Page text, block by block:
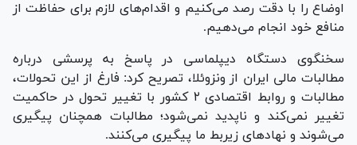
اوضاع را با دقت رصد می‌کنیم و اقدام‌های لازم برای حفاظت از
منافع خود انجام می‌دهیم.
سخنگوی دستگاه دیپلماسی در پاسخ به پرسشی درباره
مطالبات مالی ایران از ونزوئلا، تصریح کرد: فارغ از این تحولات،
مطالبات و روابط اقتصادی ۲ کشور با تغییر تحول در حاکمیت
تغییر نمی‌کند و ناپدید نمی‌شود؛ مطالبات همچنان پیگیری
می‌شوند و نهاد‌های زیربط ما پیگیری می‌کنند.